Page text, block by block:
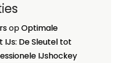
opOptimale
IJs: De Sleutel tot
IJshockey